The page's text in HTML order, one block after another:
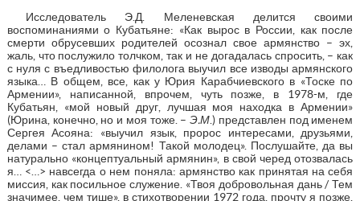
Исследователь Э.Д. Меленевская делится своими
воспоминаниями о Кубатьяне: «Как вырос в России, как после
смерти обрусевших родителей осознал свое армянство – эх,
жаль, что послужило толчком, так и не догадалась спросить, – как
с нуля с въедливостью филолога выучил все изводы армянского
языка… В общем, все, как у Юрия Карабчиевского в «Тоске по
Армении», написанной, впрочем, чуть позже, в 1978-м, где
Кубатьян, «мой новый друг, лучшая моя находка в Армении»
(Юрина, конечно, но и моя тоже. – Э.М.) представлен под именем
Сергея Асояна: «выучил язык, пророс интересами, друзьями,
делами – стал армянином! Такой молодец». Послушайте, да вы
натурально «концептуальный армянин», в свой черед отозвалась
я… <…> навсегда о нем поняла: армянство как принятая на себя
миссия, как посильное служение. «Твоя добровольная дань / Тем
значимее, чем тише», в стихотворении 1972 года, прочту я позже,